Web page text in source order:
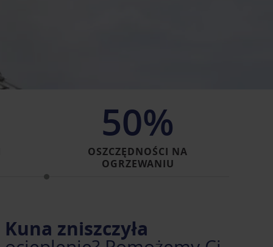
Kuna zniszczyła
50%
OSZCZĘDNOŚCI NA
OGRZEWANIU